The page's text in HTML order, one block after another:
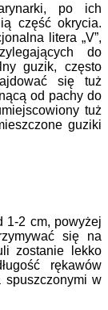
po ich
część okrycia.
litera „V”,
do
guzik, często
się tuż
od pachy do
tuż
guziki
1-2 cm, powyżej
się na
zostanie lekko
rękawów
spuszczonymi w